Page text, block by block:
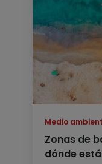
Medio
Zonas de
dónde